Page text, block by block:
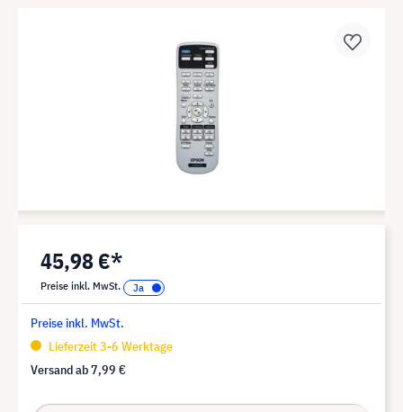
45,98 €*
Preise inkl. MwSt.
Preise inkl. MwSt.
Lieferzeit 3-6 Werktage
Versand ab7,99 €